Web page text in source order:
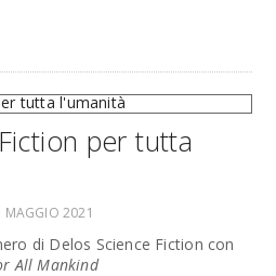
per tutta
MAGGIO 2021
di Delos Science Fiction con
All Mankind